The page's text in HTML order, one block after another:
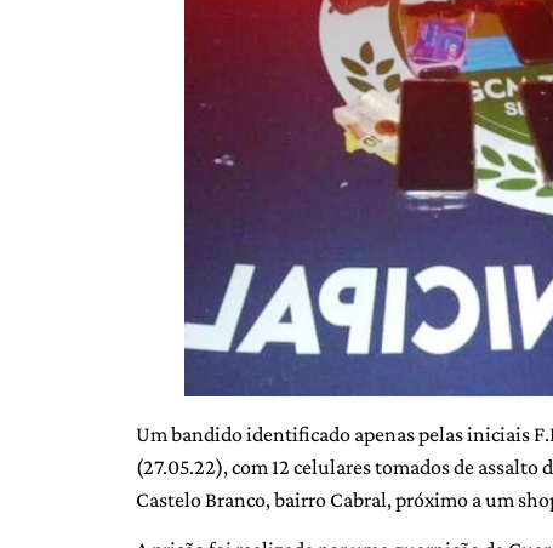
Um bandido identificado apenas pelas iniciais
(27.05.22), com 12 celulares tomados de
Castelo Branco, bairro Cabral, próximo a um